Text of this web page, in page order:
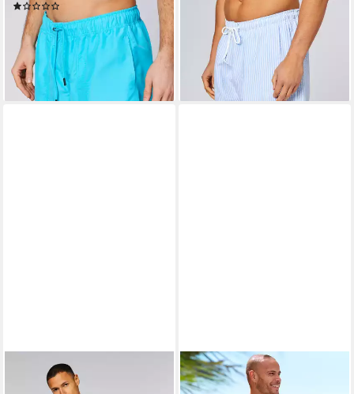
24,95 € UVP34,95 €
-29%
lieferbar - in 3-4 Werktagen bei dir
34,95 €
lieferbar - in 1-2 Werktagen bei dir